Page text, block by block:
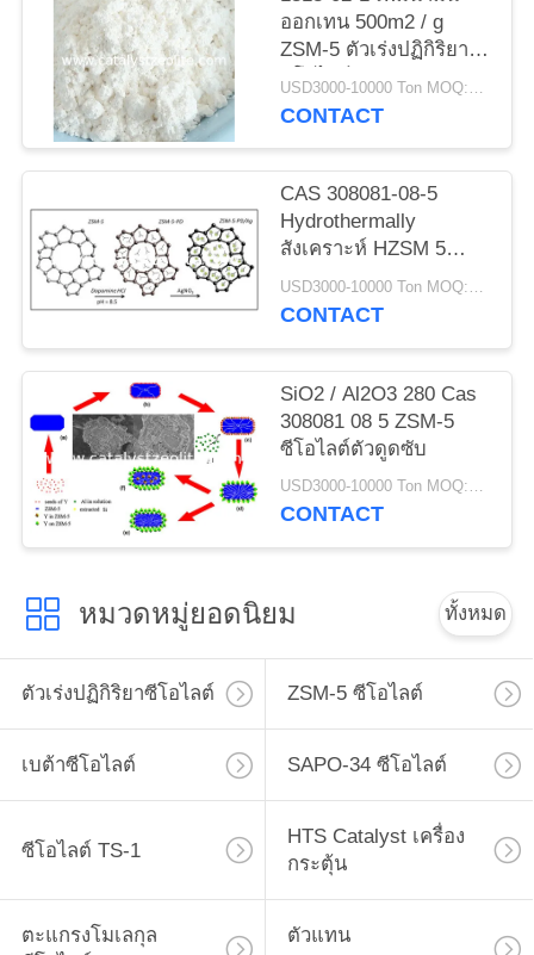
PRIVACY
POLICY
ออกเทน 500m2 / g
ZSM-5 ตัวเร่งปฏิกิริยา
ซีโอไลต์
USD3000-10000 Ton MOQ:1 กก
CONTACT
CAS 308081-08-5
Hydrothermally
สังเคราะห์ HZSM 5
Catalyst Powder
USD3000-10000 Ton MOQ:1 กก
CONTACT
SiO2 / Al2O3 280 Cas
308081 08 5 ZSM-5
ซีโอไลต์ตัวดูดซับ
USD3000-10000 Ton MOQ:1 กก
CONTACT
หมวดหมู่ยอดนิยม ทั้งหมด
ตัวเร่งปฏิกิริยาซีโอไลต์ ZSM-5 ซีโอไลต์
เบต้าซีโอไลต์ SAPO-34 ซีโอไลต์
ซีโอไลต์ TS-1
HTS Catalyst เครื่อง
กระตุ้น
ตะแกรงโมเลกุล
ตัวแทน